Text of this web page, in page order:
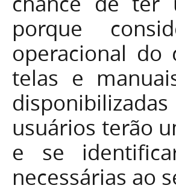
porque
operacional do
telas e
usuários terão
e se
necessárias ao